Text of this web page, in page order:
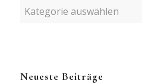
Kategorien
Neueste Beiträge